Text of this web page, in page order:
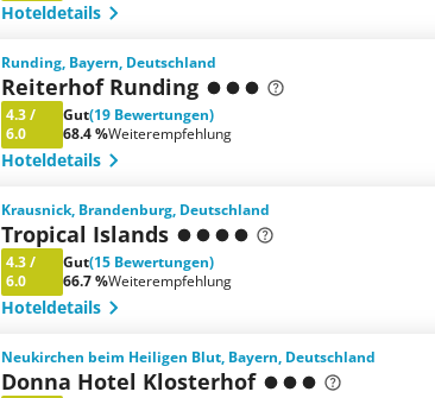
Hoteldetails
Runding, Bayern, Deutschland
Reiterhof Runding
4.3/
6.0
Gut(19 Bewertungen)
68.4 %Weiterempfehlung
Hoteldetails
Krausnick, Brandenburg, Deutschland
Tropical Islands
4.3/
6.0
Gut(15 Bewertungen)
66.7 %Weiterempfehlung
Hoteldetails
Neukirchen beim Heiligen Blut, Bayern, Deutschland
Donna Hotel Klosterhof